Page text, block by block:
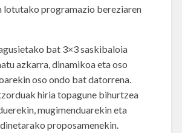
lotutako programazio bereziaren
bat 3×3 saskibaloia
azkarra, dinamikoa eta oso
oso ondo bat datorrena.
hiria topagune bihurtzea
mugimenduarekin eta
proposamenekin.